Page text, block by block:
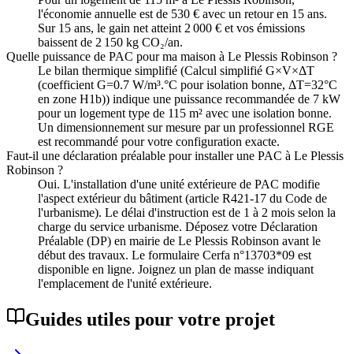
l'économie annuelle est de 530 € avec un retour en 15 ans.
Sur 15 ans, le gain net atteint 2 000 € et vos émissions
baissent de 2 150 kg CO₂/an.
Quelle puissance de PAC pour ma maison à Le Plessis Robinson ?
Le bilan thermique simplifié (Calcul simplifié G×V×ΔT
(coefficient G=0.7 W/m³.°C pour isolation bonne, ΔT=32°C
en zone H1b)) indique une puissance recommandée de 7 kW
pour un logement type de 115 m² avec une isolation bonne.
Un dimensionnement sur mesure par un professionnel RGE
est recommandé pour votre configuration exacte.
Faut-il une déclaration préalable pour installer une PAC à Le Plessis
Robinson ?
Oui. L'installation d'une unité extérieure de PAC modifie
l'aspect extérieur du bâtiment (article R421-17 du Code de
l'urbanisme). Le délai d'instruction est de 1 à 2 mois selon la
charge du service urbanisme. Déposez votre Déclaration
Préalable (DP) en mairie de Le Plessis Robinson avant le
début des travaux. Le formulaire Cerfa n°13703*09 est
disponible en ligne. Joignez un plan de masse indiquant
l'emplacement de l'unité extérieure.
Guides utiles pour votre projet